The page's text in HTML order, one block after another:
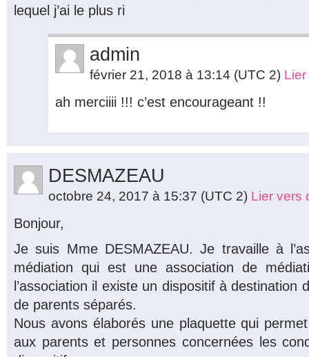
lequel j’ai le plus ri
admin
février 21, 2018 à 13:14 (UTC 2)
ah merciiii !!! c’est encourageant !!
DESMAZEAU
octobre 24, 2017 à 15:37 (UTC 2) Lier vers
Bonjour,
Je suis Mme DESMAZEAU. Je travaille à
médiation qui est une association de
l’association il existe un dispositif à destination
de parents séparés.
Nous avons élaborés une plaquette qui
aux parents et personnes concernées les